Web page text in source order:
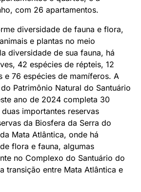
com 26 apartamentos.
diversidade de fauna e flora,
e plantas no meio
diversidade de sua fauna, há
42 espécies de répteis, 12
e 76 espécies de mamíferos. A
Patrimônio Natural do Santuário
ano de 2024 completa 30
importantes reservas
da Biosfera da Serra do
Mata Atlântica, onde há
flora e fauna, algumas
no Complexo do Santuário do
transição entre Mata Atlântica e